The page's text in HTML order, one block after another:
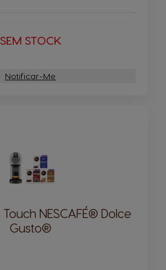
SEM STOCK
Notificar-Me
NESCAFÉ® Dolce
Gusto®